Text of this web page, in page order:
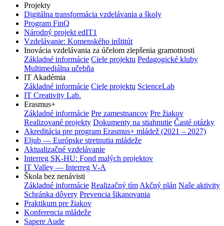
Projekty
Digitálna transformácia vzdelávania a školy
Program FinQ
Národný projekt edIT1
Vzdelávanie: Komenského inštitút
Inovácia vzdelávania za účelom zlepšenia gramotnosti
Základné informácie Ciele projektu Pedagogické kluby
Multimediálna učebňa
IT Akadémia
Základné informácie Ciele projektu ScienceLab
IT Creativity Lab.
Erasmus+
Základné informácie Pre zamestnancov Pre žiakov
Realizované projekty Dokumenty na stiahnutie Časté otázky
Akreditácia pre program Erasmus+ mládež (2021 – 2027)
Eljub — Európske stretnutia mládeže
Aktualizačné vzdelávanie
Interreg SK-HU: Fond malých projektov
IT Valley — Interreg V-A
Škola bez nenávisti
Základné informácie Realizačný tím Akčný plán Naše aktivity
Schránka dôvery Prevencia šikanovania
Praktikum pre žiakov
Konferencia mládeže
Sapere Aude